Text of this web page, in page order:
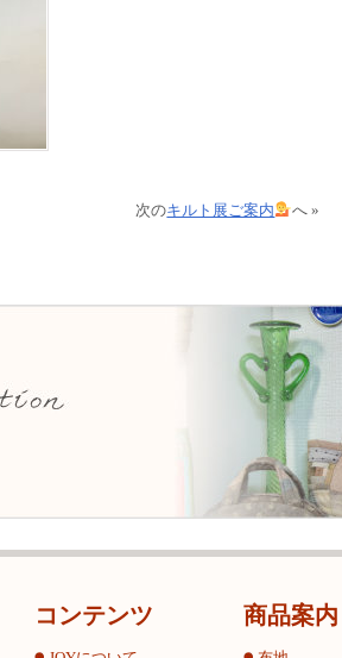
次のキルト展ご案内 へ »
コンテンツ 商品案内